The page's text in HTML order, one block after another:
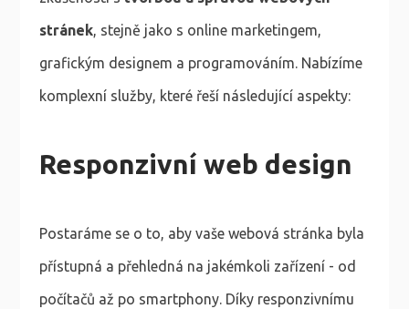
stránek, stejně jako s online marketingem,
grafickým designem a programováním. Nabízíme
komplexní služby, které řeší následující aspekty:
Responzivní web design
Postaráme se o to, aby vaše webová stránka byla
přístupná a přehledná na jakémkoli zařízení - od
počítačů až po smartphony. Díky responzivnímu